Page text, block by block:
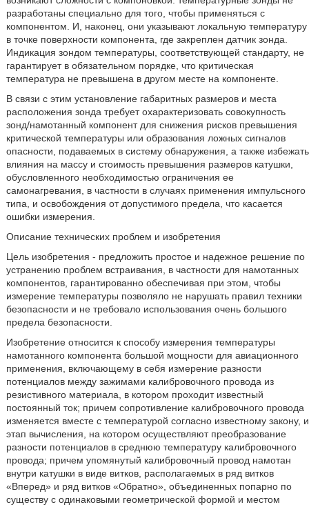
разработаны специально для того, чтобы применяться с
компонентом. И, наконец, они указывают локальную температуру
в точке поверхности компонента, где закреплен датчик зонда.
Индикация зондом температуры, соответствующей стандарту, не
гарантирует в обязательном порядке, что критическая
температура не превышена в другом месте на компоненте.
В связи с этим установление габаритных размеров и места
расположения зонда требует охарактеризовать совокупность
зонд/намотанный компонент для снижения рисков превышения
критической температуры или образования ложных сигналов
опасности, подаваемых в систему обнаружения, а также избежать
влияния на массу и стоимость превышения размеров катушки,
обусловленного необходимостью ограничения ее
самонагревания, в частности в случаях применения импульсного
типа, и освобождения от допустимого предела, что касается
ошибки измерения.
Описание технических проблем и изобретения
Цель изобретения - предложить простое и надежное решение по
устранению проблем встраивания, в частности для намотанных
компонентов, гарантированно обеспечивая при этом, чтобы
измерение температуры позволяло не нарушать правил техники
безопасности и не требовало использования очень большого
предела безопасности.
Изобретение относится к способу измерения температуры
намотанного компонента большой мощности для авиационного
применения, включающему в себя измерение разности
потенциалов между зажимами калибровочного провода из
резистивного материала, в котором проходит известный
постоянный ток; причем сопротивление калибровочного провода
изменяется вместе с температурой согласно известному закону, и
этап вычисления, на котором осуществляют преобразование
разности потенциалов в среднюю температуру калибровочного
провода; причем упомянутый калибровочный провод намотан
внутри катушки в виде витков, располагаемых в ряд витков
«Вперед» и ряд витков «Обратно», объединенных попарно по
существу с одинаковыми геометрической формой и местом